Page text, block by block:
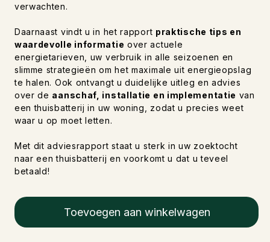
verwachten.
Daarnaast vindt u in het rapport praktische tips en
waardevolle informatie over actuele
energietarieven, uw verbruik in alle seizoenen en
slimme strategieën om het maximale uit energieopslag
te halen. Ook ontvangt u duidelijke uitleg en advies
over de aanschaf, installatie en implementatie van
een thuisbatterij in uw woning, zodat u precies weet
waar u op moet letten.
Met dit adviesrapport staat u sterk in uw zoektocht
naar een thuisbatterij en voorkomt u dat u teveel
betaald!
Toevoegen aan winkelwagen